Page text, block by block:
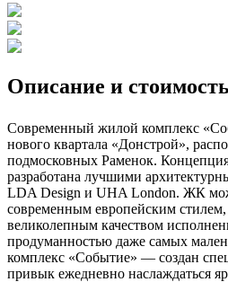
Описание и стоимость
Современный жилой комплекс
нового квартала «Донстрой»,
подмосковных Раменок.
разработана лучшими
LDA Design и UHA London. ЖК
современным европейским
великолепным качеством
продуманностью даже самых
комплекс «Событие» — создан
привык ежедневно наслаждаться